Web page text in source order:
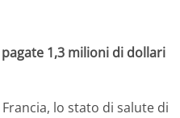
1,3 milioni di dollari
lo stato di salute di